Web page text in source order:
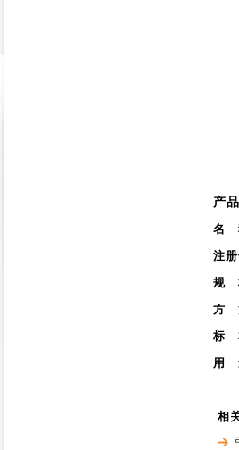
产
名
注册
规
方
标
用
相